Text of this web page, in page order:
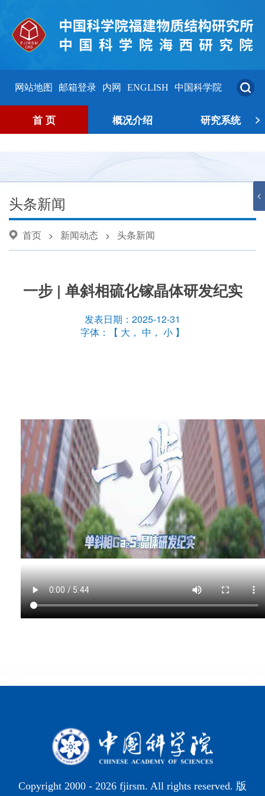
网站地图 邮箱登录 内网 ENGLISH 中国科学院
首 页 概况介绍 研究系统 >
<
头条新闻
首页 > 新闻动态 > 头条新闻
一步 | 单斜相硫化镓晶体研发纪实
发表日期：2025-12-31
字体：【 大 ， 中 ， 小 】
Copyright 2000 - 2026 fjirsm. All rights reserved. 版